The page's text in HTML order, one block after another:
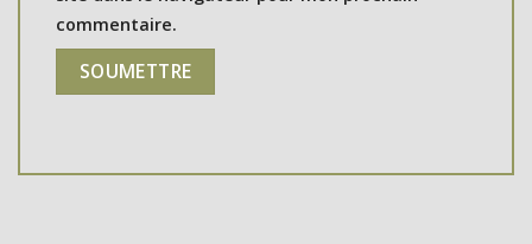
commentaire.